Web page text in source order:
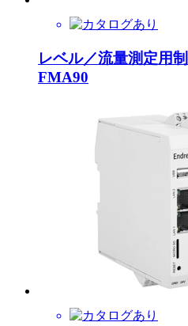
レベル／流量測定用
FMA90